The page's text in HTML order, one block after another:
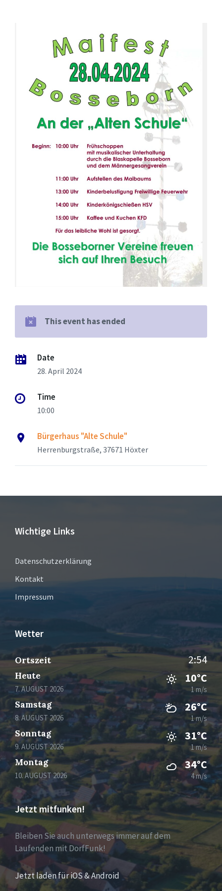
This event has ended
Date
28. April 2024
Time
10:00
Bürgerhaus "Alte Schule"
Herrenburgstraße, 37671 Höxter
Wichtige Links
Datenschutzerklärung
Kontakt
Impressum
Wetter
Ortszeit 2:54
Heute
7. AUGUST 2026
10°C
1 m/s
Samstag
8. AUGUST 2026
26°C
1 m/s
Sonntag
9. AUGUST 2026
31°C
1 m/s
Montag
10. AUGUST 2026
34°C
4 m/s
Jetzt mitfunken!
Bleiben Sie auch unterwegs immer auf dem
Laufenden mit DorfFunk!
Jetzt laden für iOS & Android